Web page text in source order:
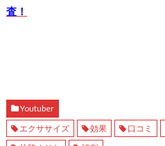
査！
Youtuber
エクササイズ
効果 口コミ